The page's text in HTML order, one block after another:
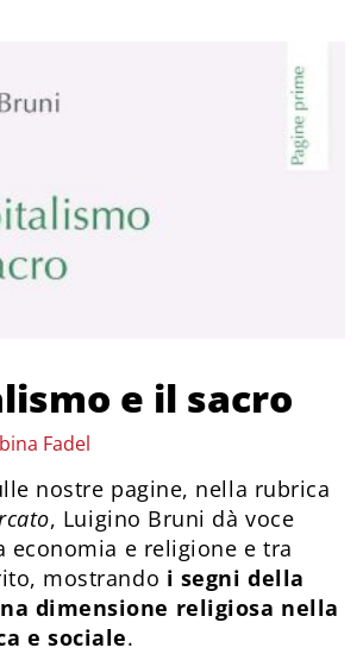
e il sacro
Fadel
nostre pagine, nella rubrica
, Luigino Bruni dà voce
economia e religione e tra
mostrando i segni della
dimensione religiosa nella
e sociale.